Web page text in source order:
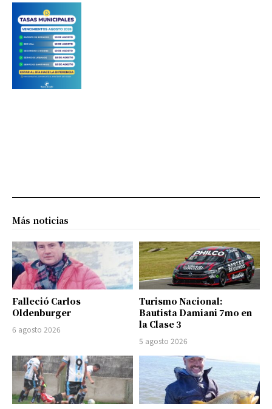
Más noticias
Falleció Carlos
Oldenburger
6 agosto 2026
Turismo Nacional:
Bautista Damiani 7mo en
la Clase 3
5 agosto 2026